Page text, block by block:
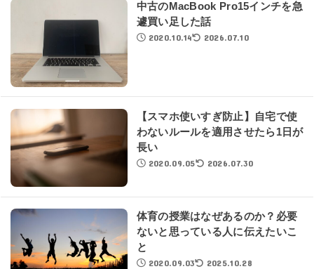
中古のMacBook Pro15インチを急
遽買い足した話
2020.10.14 2026.07.10
【スマホ使いすぎ防止】自宅で使
わないルールを適用させたら1日が
長い
2020.09.05 2026.07.30
体育の授業はなぜあるのか？必要
ないと思っている人に伝えたいこ
と
2020.09.03 2025.10.28